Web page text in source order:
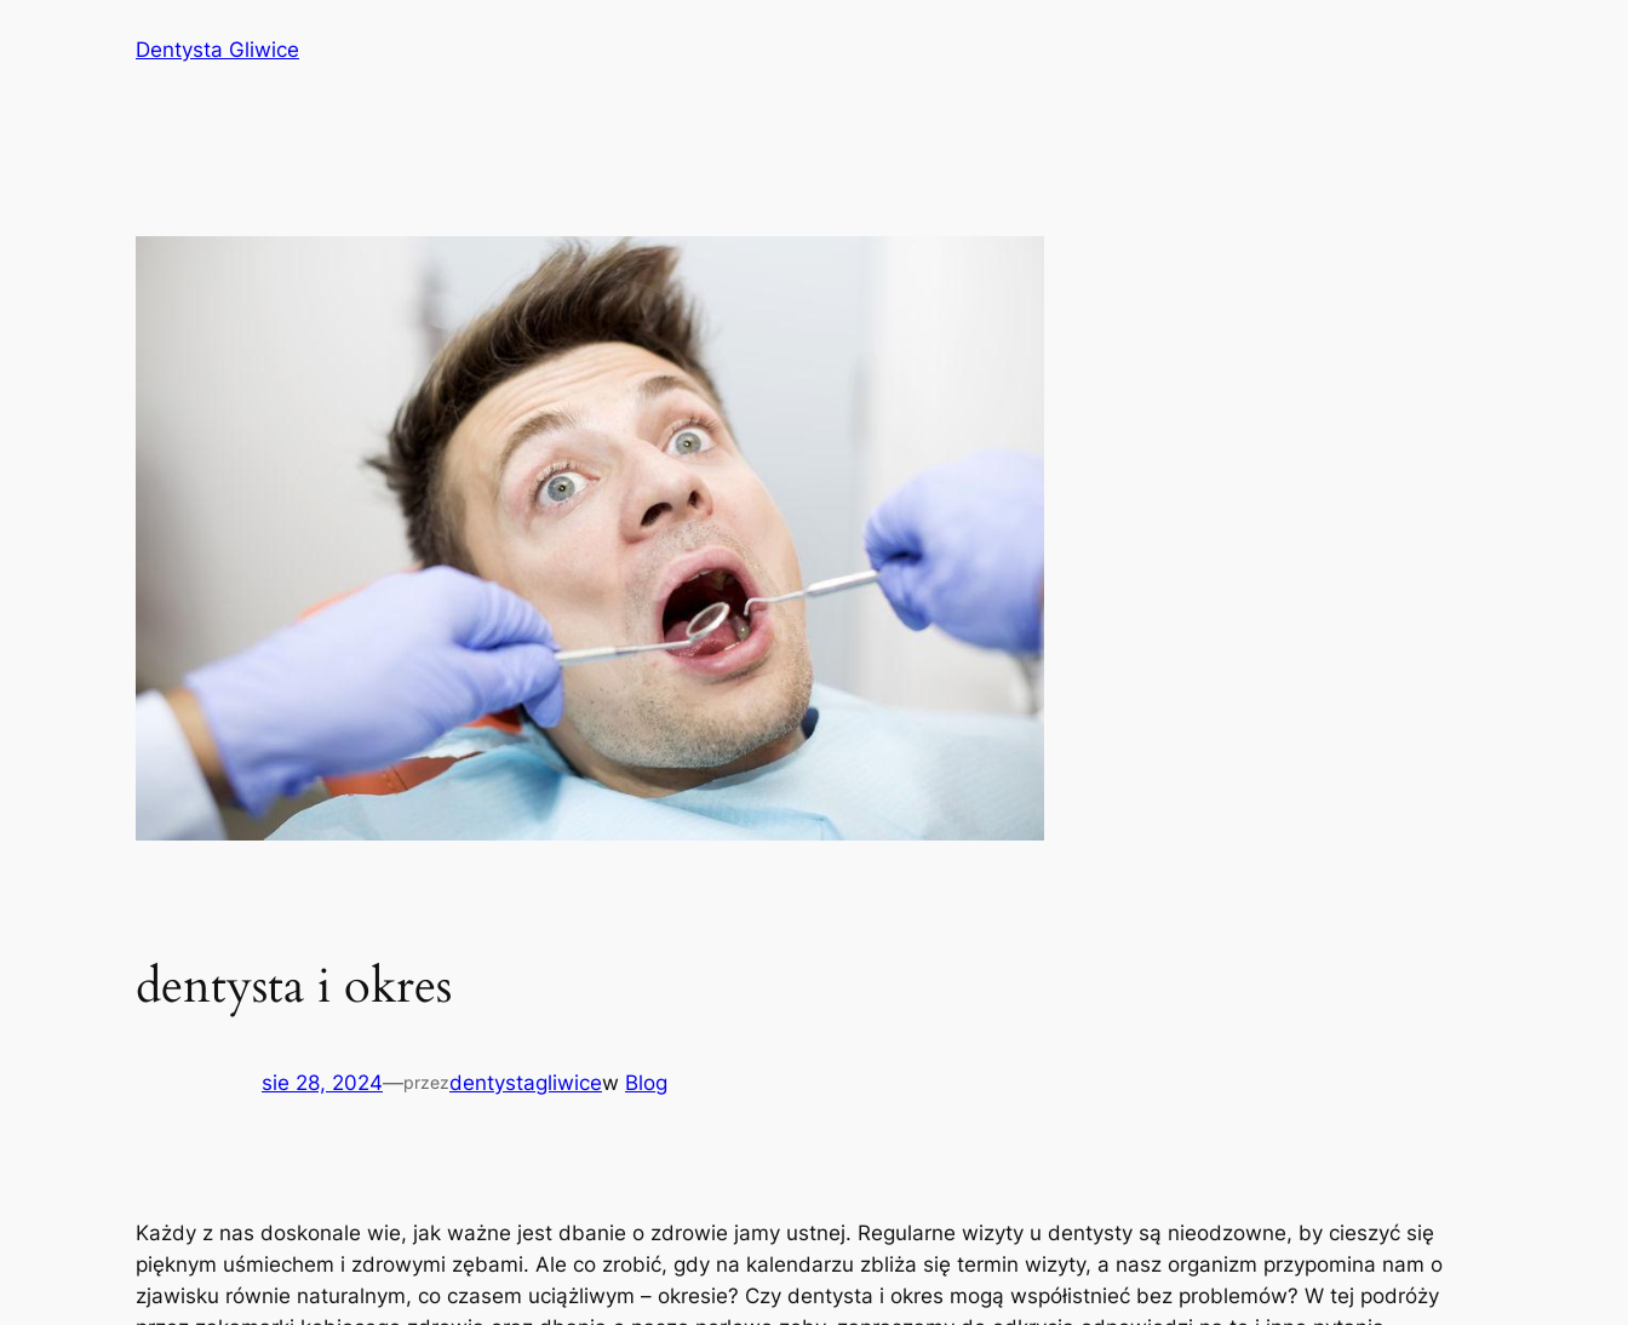
Dentysta Gliwice
dentysta i okres
sie 28, 2024—przezdentystagliwicew Blog
Każdy z nas doskonale wie, jak ważne jest dbanie o zdrowie jamy ustnej. Regularne wizyty u dentysty są nieodzowne, by cieszyć się
pięknym uśmiechem i zdrowymi zębami. Ale co zrobić, gdy na kalendarzu zbliża się termin wizyty, a nasz organizm przypomina nam o
zjawisku równie naturalnym, co czasem uciążliwym – okresie? Czy dentysta i okres mogą współistnieć bez problemów? W tej podróży